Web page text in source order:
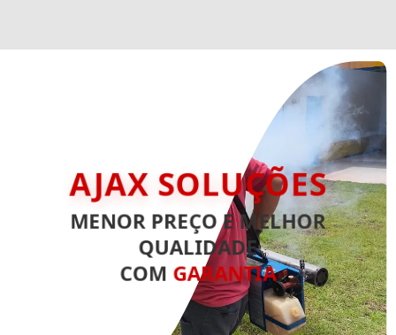
AJAX SOLUÇÕES
MENOR PREÇO E MELHOR
QUALIDADE
COM GARANTIA